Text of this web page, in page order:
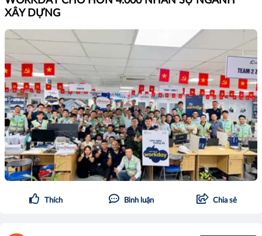
XÂY DỰNG
Thích Bình luận Chia sẻ